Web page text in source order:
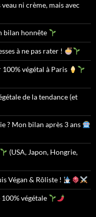
veau ni crème, mais avec
bilan honnête
à ne pas rater !
végétal à Paris
de la tendance (et
? Mon bilan après 3 ans
(USA, Japon, Hongrie,
Végan & Rôliste !
végétale